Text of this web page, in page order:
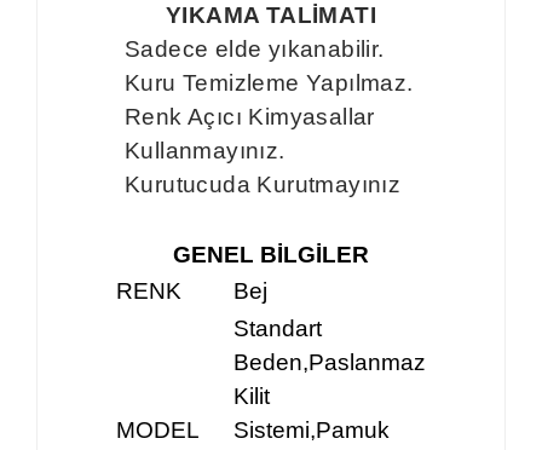
YIKAMA TALİMATI
Sadece elde yıkanabilir.
Kuru Temizleme Yapılmaz.
Renk Açıcı Kimyasallar
Kullanmayınız.
Kurutucuda Kurutmayınız
GENEL BİLGİLER
RENK
Bej
MODEL
Standart
Beden,Paslanmaz
Kilit
Sistemi,Pamuk